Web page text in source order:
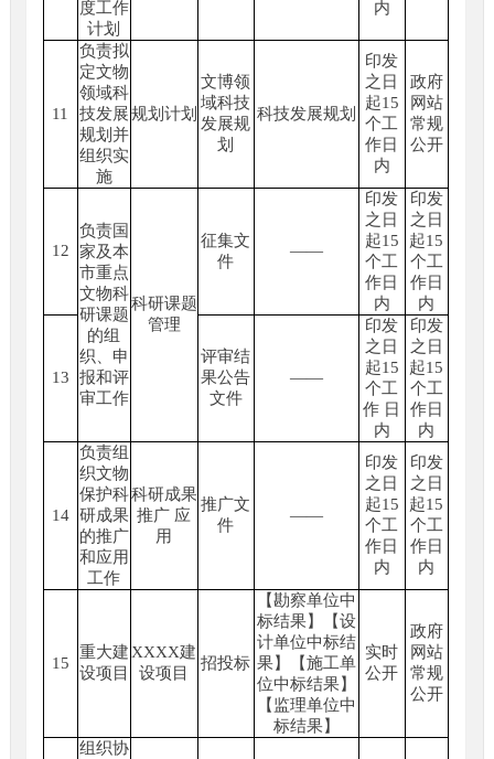
度工作
计划
内
11
负责拟
定文物
领域科
技发展
规划并
组织实
施
规划计划
文博领
域科技
发展规
划
科技发展规划
印发
之日
起15
个工
作日
内
政府
网站
常规
公开
12
负责国
家及本
市重点
文物科
研课题
的组
织、申
报和评
审工作
科研课题
管理
征集文
件
——
印发
之日
起15
个工
作日
内
印发
之日
起15
个工
作日
内
13
评审结
果公告
文件
——
印发
之日
起15
个工
作 日
内
印发
之日
起15
个工
作日
内
14
负责组
织文物
保护科
研成果
的推广
和应用
工作
科研成果
推广 应
用
推广文
件
——
印发
之日
起15
个工
作日
内
印发
之日
起15
个工
作日
内
15
重大建
设项目
XXXX建
设项目
招投标
【勘察单位中
标结果】【设
计单位中标结
果】【施工单
位中标结果】
【监理单位中
标结果】
实时
公开
政府
网站
常规
公开
组织协